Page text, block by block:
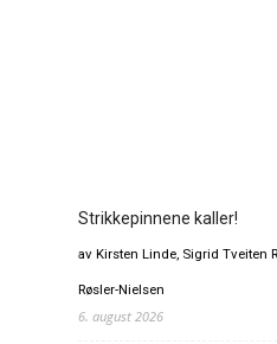
Strikkepinnene kaller!
av Kirsten Linde, Sigrid Tveiten
Røsler-Nielsen
6. august 2026